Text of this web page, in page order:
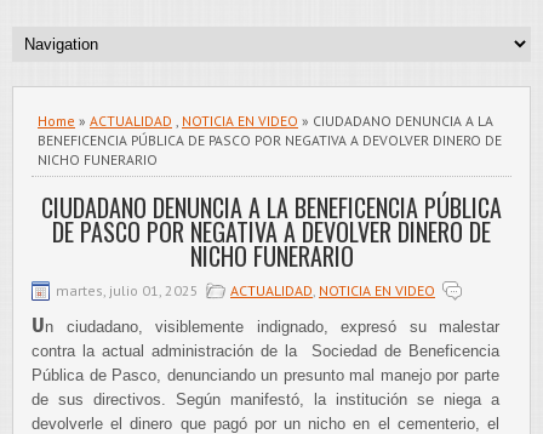
Home » ACTUALIDAD , NOTICIA EN VIDEO » CIUDADANO DENUNCIA A LA
BENEFICENCIA PÚBLICA DE PASCO POR NEGATIVA A DEVOLVER DINERO DE
NICHO FUNERARIO
CIUDADANO DENUNCIA A LA BENEFICENCIA PÚBLICA
DE PASCO POR NEGATIVA A DEVOLVER DINERO DE
NICHO FUNERARIO
martes, julio 01, 2025 ACTUALIDAD, NOTICIA EN VIDEO
Un ciudadano, visiblemente indignado, expresó su malestar
contra la actual administración de la Sociedad de Beneficencia
Pública de Pasco, denunciando un presunto mal manejo por parte
de sus directivos. Según manifestó, la institución se niega a
devolverle el dinero que pagó por un nicho en el cementerio, el